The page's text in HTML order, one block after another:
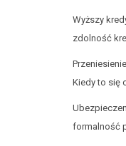
Wyższy
zdolność
Kiedy to się
formalność